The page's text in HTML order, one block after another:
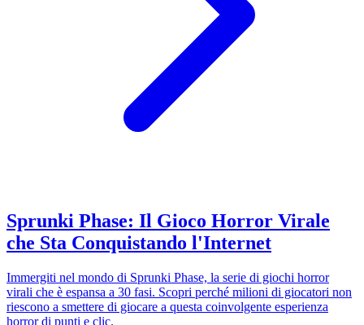
Sprunki Phase: Il Gioco Horror Virale
che Sta Conquistando l'Internet
Immergiti nel mondo di Sprunki Phase, la serie di giochi horror
virali che è espansa a 30 fasi. Scopri perché milioni di giocatori non
riescono a smettere di giocare a questa coinvolgente esperienza
horror di punti e clic.